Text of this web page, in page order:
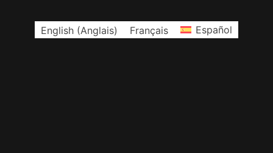
English (Anglais) Français Español